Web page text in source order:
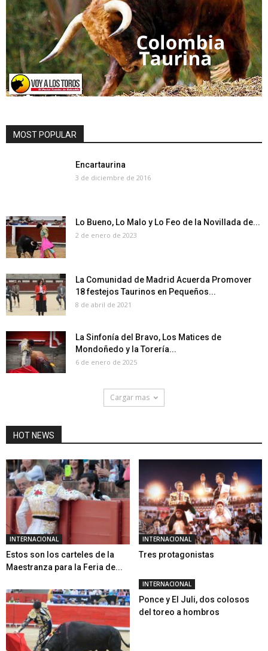
MOST POPULAR
Encartaurina
3 de diciembre de 2016
Lo Bueno, Lo Malo y Lo Feo de la Novillada de...
2 de enero de 2023
La Comunidad de Madrid Acuerda Promover
18 festejos Taurinos en Pequeños...
8 de abril de 2021
La Sinfonía del Bravo, Los Matices de
Mondoñedo y la Torería...
6 de enero de 2025
Cargar mas
HOT NEWS
INTERNACIONAL
Estos son los carteles de la
Maestranza para la Feria de...
INTERNACIONAL
Tres protagonistas
INTERNACIONAL
Ponce y El Juli, dos colosos
del toreo a hombros